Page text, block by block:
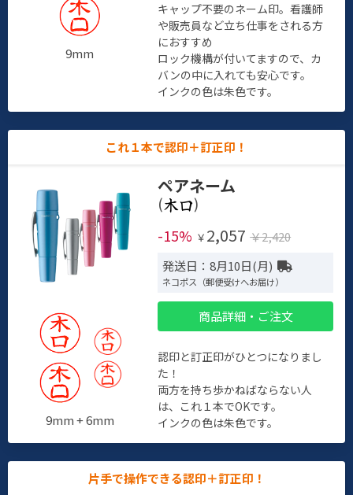
9mm
キャップ不要のネーム印。看護師
や販売員など立ち仕事をされる方
におすすめ
ロック機構が付いてますので、カ
バンの中に入れても安心です。
インクの色は朱色です。
これ１本で認印＋訂正印！
9mm + 6mm
ペアネーム
(
)
-15% ￥ 2,057 ￥2,420
発送日：8月10日(月)
ネコポス（郵便受けへお届け）
商品詳細・ご注文
認印と訂正印がひとつになりまし
た！
両方を持ち歩かねばならない人
は、これ１本でOKです。
インクの色は朱色です。
片手で操作できる認印＋訂正印！